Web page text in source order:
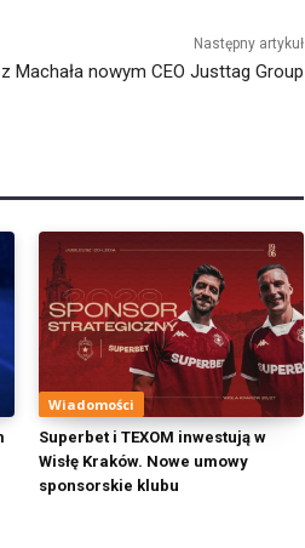
Następny artykuł
Machała nowym CEO Justtag Group
Wiadomości
Superbet i TEXOM inwestują w
Wisłę Kraków. Nowe umowy
sponsorskie klubu